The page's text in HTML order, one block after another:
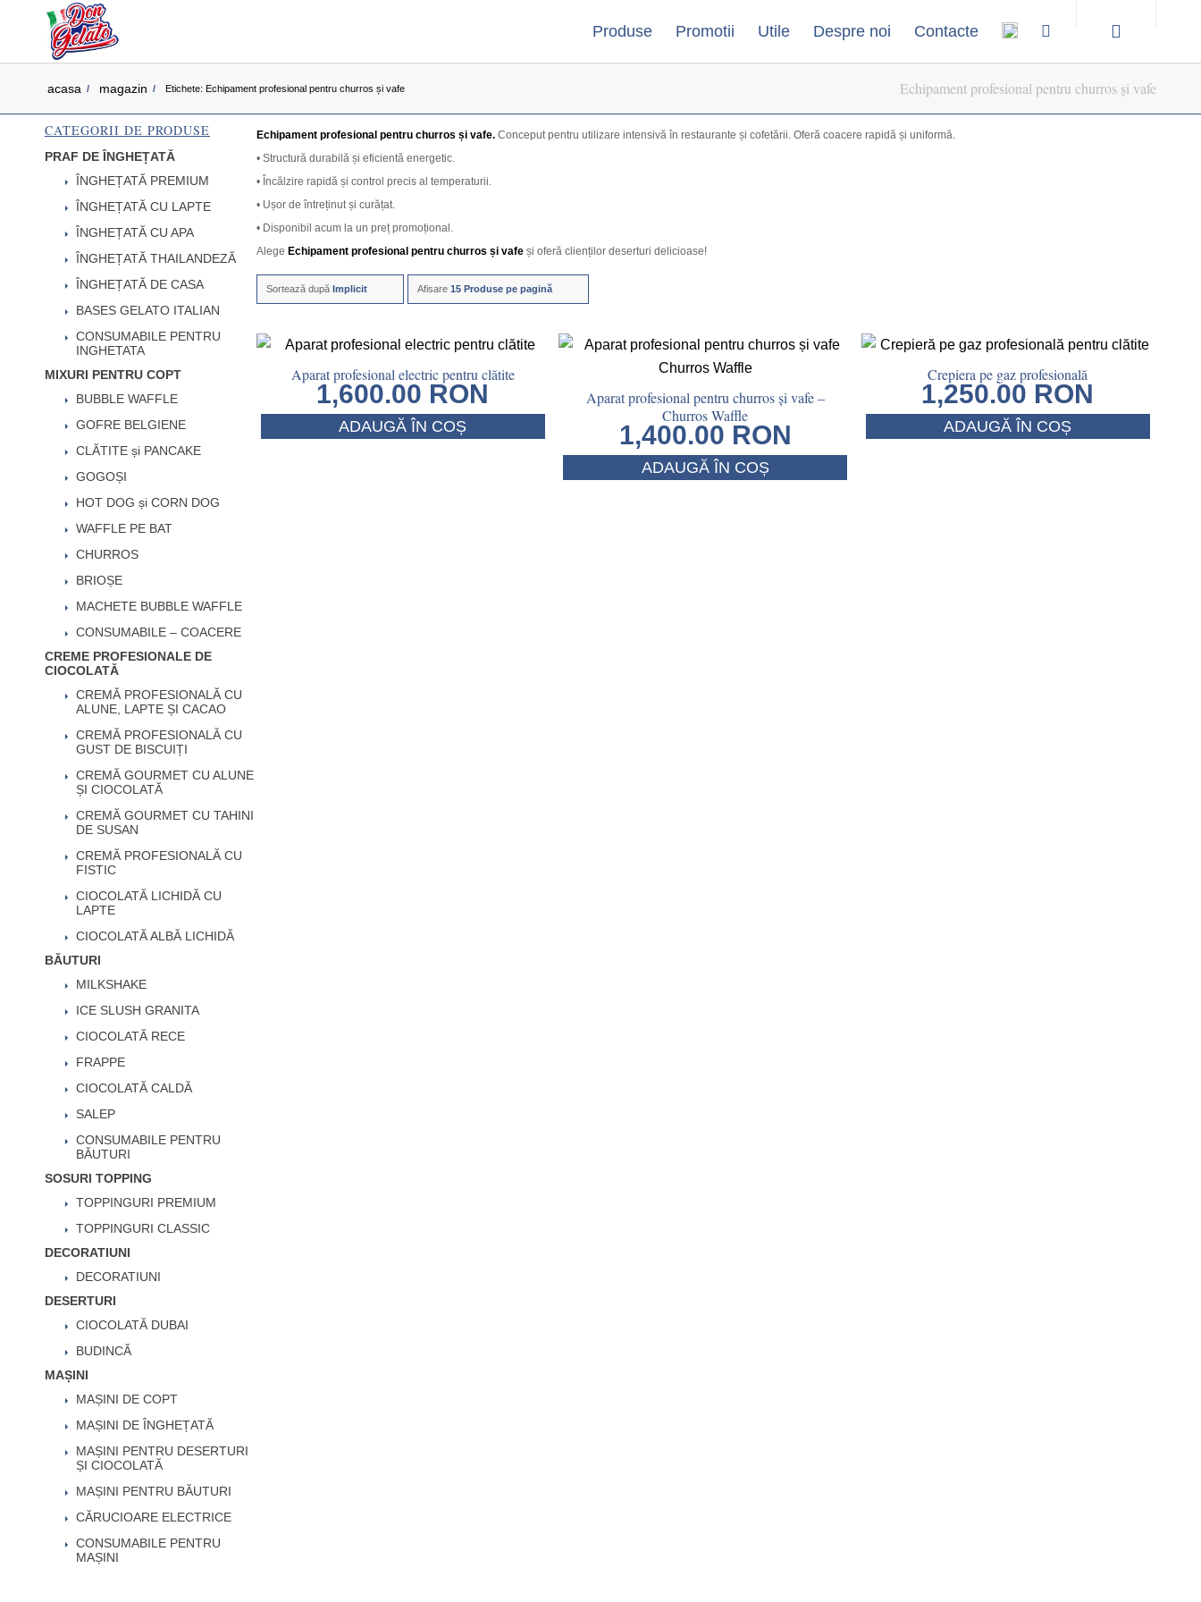
Produse Promotii Utile Despre noi Contacte
Echipament profesional pentru churros și vafe
acasa / magazin / Etichete: Echipament profesional pentru churros și vafe
Echipament profesional pentru churros și vafe.Conceput pentru utilizare intensivă în restaurante și cofetării. Oferă coacere rapidă și uniformă.
• Structură durabilă și eficientă energetic.
• Încălzire rapidă și control precis al temperaturii.
• Ușor de întreținut și curățat.
• Disponibil acum la un preț promoțional.
Alege Echipament profesional pentru churros și vafeși oferă clienților deserturi delicioase!
Sortează după Implicit Afisare 15 Produse pe pagină
Aparat profesional electric pentru clătite
1,600.00 RON
ADAUGĂ ÎN COȘ
Aparat profesional pentru churros și vafe –
Churros Waffle
1,400.00 RON
ADAUGĂ ÎN COȘ
Crepiera pe gaz profesională
1,250.00 RON
ADAUGĂ ÎN COȘ
CATEGORII DE PRODUSE
PRAF DE ÎNGHEȚATĂ
ÎNGHEȚATĂ PREMIUM
ÎNGHEȚATĂ CU LAPTE
ÎNGHEȚATĂ CU APA
ÎNGHEȚATĂ THAILANDEZĂ
ÎNGHEȚATĂ DE CASA
BASES GELATO ITALIAN
CONSUMABILE PENTRU
INGHETATA
MIXURI PENTRU COPT
BUBBLE WAFFLE
GOFRE BELGIENE
CLĂTITE și PANCAKE
GOGOȘI
HOT DOG și CORN DOG
WAFFLE PE BAT
CHURROS
BRIOȘE
MACHETE BUBBLE WAFFLE
CONSUMABILE – COACERE
CREME PROFESIONALE DE
CIOCOLATĂ
CREMĂ PROFESIONALĂ CU
ALUNE, LAPTE ȘI CACAO
CREMĂ PROFESIONALĂ CU
GUST DE BISCUIȚI
CREMĂ GOURMET CU ALUNE
ȘI CIOCOLATĂ
CREMĂ GOURMET CU TAHINI
DE SUSAN
CREMĂ PROFESIONALĂ CU
FISTIC
CIOCOLATĂ LICHIDĂ CU
LAPTE
CIOCOLATĂ ALBĂ LICHIDĂ
BĂUTURI
MILKSHAKE
ICE SLUSH GRANITA
CIOCOLATĂ RECE
FRAPPE
CIOCOLATĂ CALDĂ
SALEP
CONSUMABILE PENTRU
BĂUTURI
SOSURI TOPPING
TOPPINGURI PREMIUM
TOPPINGURI CLASSIC
DECORATIUNI
DECORATIUNI
DESERTURI
CIOCOLATĂ DUBAI
BUDINCĂ
MAȘINI
MAȘINI DE COPT
MAȘINI DE ÎNGHEȚATĂ
MAȘINI PENTRU DESERTURI
ȘI CIOCOLATĂ
MAȘINI PENTRU BĂUTURI
CĂRUCIOARE ELECTRICE
CONSUMABILE PENTRU
MAȘINI